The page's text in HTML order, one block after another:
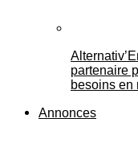
partenaire
besoins en
Annonces